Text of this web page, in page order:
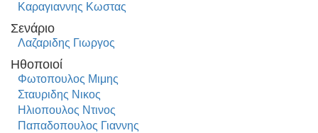
Καραγιαννης Κωστας
Σενάριο
Λαζαριδης Γιωργος
Ηθοποιοί
Φωτοπουλος Μιμης
Σταυριδης Νικος
Ηλιοπουλος Ντινος
Παπαδοπουλος Γιαννης